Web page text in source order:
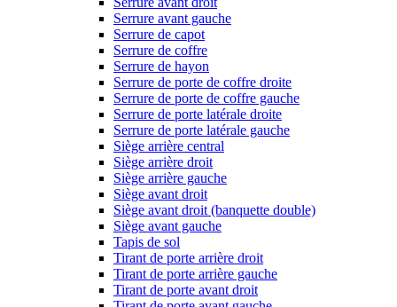
Serrure avant gauche
Serrure de capot
Serrure de coffre
Serrure de hayon
Serrure de porte de coffre droite
Serrure de porte de coffre gauche
Serrure de porte latérale droite
Serrure de porte latérale gauche
Siège arrière central
Siège arrière droit
Siège arrière gauche
Siège avant droit
Siège avant droit (banquette double)
Siège avant gauche
Tapis de sol
Tirant de porte arrière droit
Tirant de porte arrière gauche
Tirant de porte avant droit